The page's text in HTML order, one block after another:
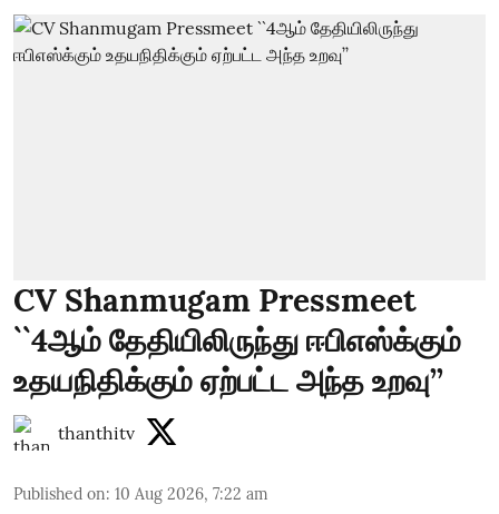
CV Shanmugam Pressmeet
``4ஆம் தேதியிலிருந்து ஈபிஎஸ்க்கும்
உதயநிதிக்கும் ஏற்பட்ட அந்த உறவு’’
thanthitv
Published on: 10 Aug 2026, 7:22 am